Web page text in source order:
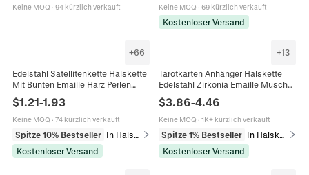
Keine MOQ · 94 kürzlich verkauft Keine MOQ · 69 kürzlich verkauft
Kostenloser Versand
+66
Edelstahl Satellitenkette Halskette
Mit Bunten Emaille Harz Perlen
Schmuck Für Damen
$1.21-1.93
Keine MOQ · 74 kürzlich verkauft
Spitze 10% Bestseller
Kostenloser Versand
+13
Tarotkarten Anhänger Halskette
Edelstahl Zirkonia Emaille Muschel
Schmuck Damen
$3.86-4.46
Keine MOQ · 1K+ kürzlich verkauft
Spitze 1% Bestseller
Kostenloser Versand